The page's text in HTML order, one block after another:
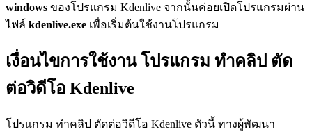
windows ของโปรแกรม Kdenlive จากนั้นค่อยเปิดโปรแกรมผ่าน
ไฟล์ kdenlive.exe เพื่อเริ่มต้นใช้งานโปรแกรม
เงื่อนไขการใช้งาน โปรแกรม ทำคลิป ตัด
ต่อวิดีโอ Kdenlive
โปรแกรม ทำคลิป ตัดต่อวิดีโอ Kdenlive ตัวนี้ ทางผู้พัฒนา